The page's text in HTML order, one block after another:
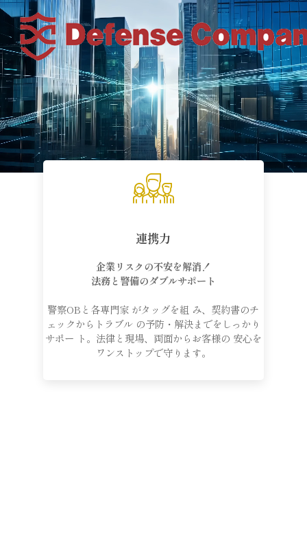
連携力
企業リスクの不安を解消！
法務と警備のダブルサポート
警察OBと各専門家 がタッグを組 み、契約書のチ
ェックからトラブル の予防・解決までをしっかり
サポー ト。法律と現場、両面からお客様の 安心を
ワンストップで守ります。